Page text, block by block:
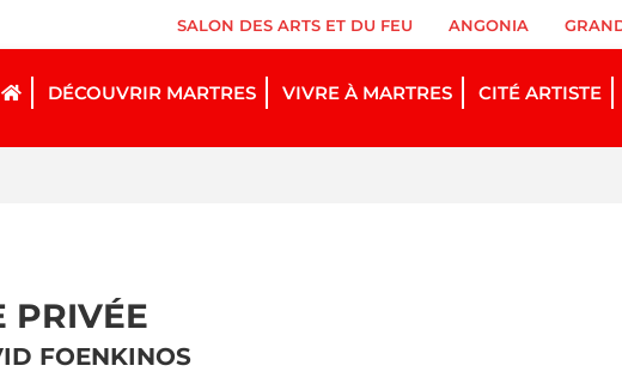
SALON DES ARTS ET DU FEU ANGONIA
DÉCOUVRIR MARTRES VIVRE À MARTRES CITÉ ARTISTE
PRIVÉE
FOENKINOS